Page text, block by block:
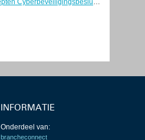
Concepten Cyberbeveiligingsbesluit en Besluit weerbaarheid kritieke entiteiten naar de RvS
INFORMATIE
Onderdeel van:
brancheconnect